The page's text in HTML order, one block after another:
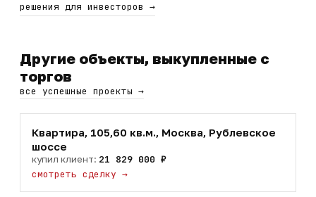
решения для инвесторов →
Другие объекты, выкупленные с
торгов
все успешные проекты →
Квартира, 105,60 кв.м., Москва, Рублевское
шоссе
купил клиент: 21 829 000 ₽
смотреть сделку →